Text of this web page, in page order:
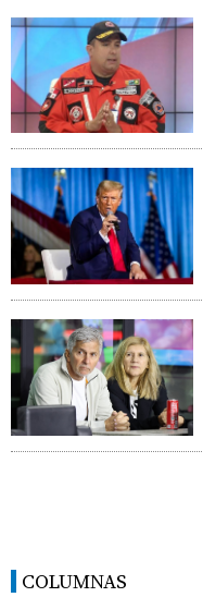
COLUMNAS